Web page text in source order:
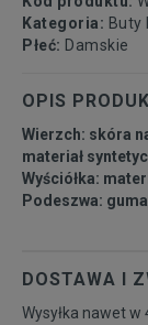
38 24,5
40 25,5
40,5 26
Kategoria: Buty
Płeć: Damskie
OPIS
Wierzch: skóra
materiał
Wyściółka:
Podeszwa:
DOSTAWA I
Wysyłka nawet w